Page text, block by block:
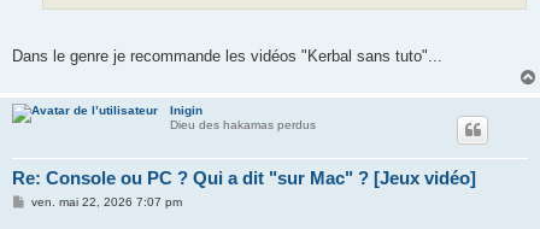
Dans le genre je recommande les vidéos "Kerbal sans tuto"...
Inigin
Dieu des hakamas perdus
Re: Console ou PC ? Qui a dit "sur Mac" ? [Jeux vidéo]
Mven. mai 22, 2026 7:07 pm